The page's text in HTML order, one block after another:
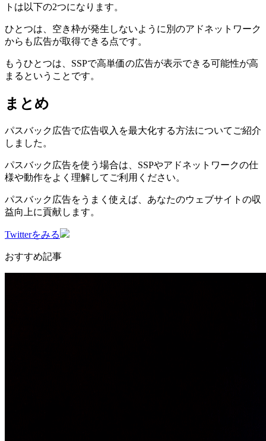
トは以下の2つになります。
ひとつは、空き枠が発生しないように別のアドネットワーク
からも広告が取得できる点です。
もうひとつは、SSPで高単価の広告が表示できる可能性が高
まるということです。
まとめ
パスバック広告で広告収入を最大化する方法についてご紹介
しました。
パスバック広告を使う場合は、SSPやアドネットワークの仕
様や動作をよく理解してご利用ください。
パスバック広告をうまく使えば、あなたのウェブサイトの収
益向上に貢献します。
Twitterをみる
おすすめ記事